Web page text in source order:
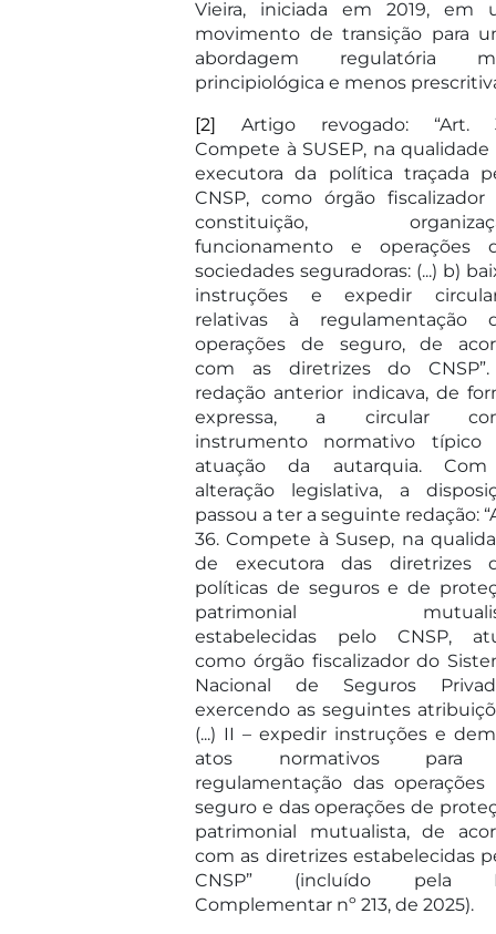
Vieira, iniciada em 2019, em
movimento de transição para
abordagem regulatória
principiológica e menos
[2] Artigo revogado: “Art.
Compete à SUSEP, na qualidade
executora da política traçada
CNSP, como órgão fiscalizador
constituição,
funcionamento e operações
sociedades seguradoras: (...) b)
instruções e expedir
relativas à regulamentação
operações de seguro, de
com as diretrizes do
redação anterior indicava, de
expressa, a circular
instrumento normativo típico
atuação da autarquia.
alteração legislativa, a
passou a ter a seguinte redação:
36. Compete à Susep, na
de executora das diretrizes
políticas de seguros e de
patrimonial
estabelecidas pelo CNSP,
como órgão fiscalizador do
Nacional de Seguros
exercendo as seguintes
(...) II – expedir instruções e
atos normativos
regulamentação das operações
seguro e das operações de
patrimonial mutualista, de
com as diretrizes estabelecidas
CNSP” (incluído pela
Complementar nº 213, de 2025).